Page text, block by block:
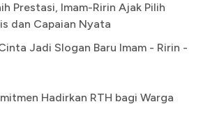
Prestasi, Imam-Ririn Ajak Pilih
dan Capaian Nyata
Jadi Slogan Baru Imam - Ririn -
Hadirkan RTH bagi Warga